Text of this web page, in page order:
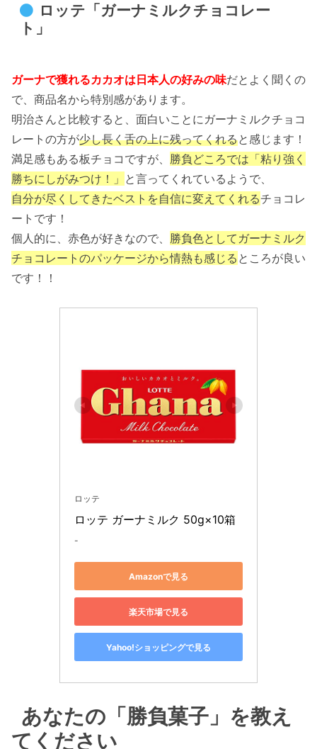
ロッテ「ガーナミルクチョコレー
ト」
ガーナで獲れるカカオは日本人の好みの味だとよく聞くの
で、商品名から特別感があります。
明治さんと比較すると、面白いことにガーナミルクチョコ
レートの方が少し長く舌の上に残ってくれると感じます！
満足感もある板チョコですが、 勝負どころでは「粘り強く
勝ちにしがみつけ！」 と言ってくれているようで、
自分が尽くしてきたベストを自信に変えてくれるチョコレ
ートです！
個人的に、赤色が好きなので、 勝負色としてガーナミルク
チョコレートのパッケージから情熱も感じる ところが良い
です！！
ロッテ
ロッテ ガーナミルク 50g×10箱
-
Amazonで見る
楽天市場で見る
Yahoo!ショッピングで見る
あなたの「勝負菓子」を教え
てください